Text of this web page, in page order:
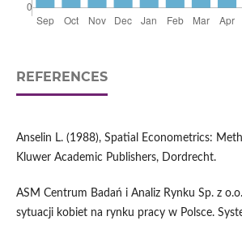
REFERENCES
Anselin L. (1988), Spatial Econometrics:
Kluwer Academic Publishers, Dordrecht.
ASM Centrum Badań i Analiz Rynku Sp. z
sytuacji kobiet na rynku pracy w Polsce.